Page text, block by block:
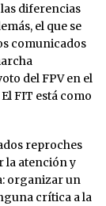
diferencias
el que se
comunicados
del FPV en el
FIT está como
reproches
la atención y
organizar un
crítica a la